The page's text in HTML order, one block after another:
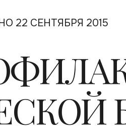
22 СЕНТЯБРЯ 2015